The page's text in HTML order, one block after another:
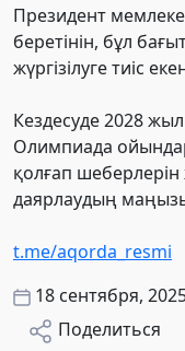
Президент
беретінін, бұл
жүргізілуге тиіс
Кездесуде 2028
Олимпиада
қолғап
даярлаудың маңызы
t.me/aqorda_resmi
18 сентября,
Поделиться